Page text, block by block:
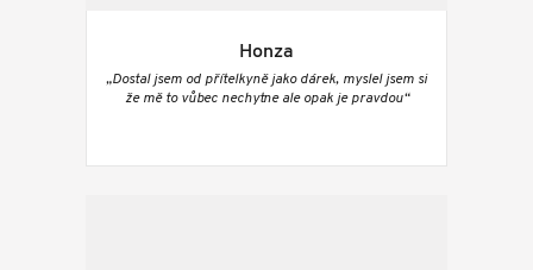
Honza
„Dostal jsem od přítelkyně jako dárek, myslel jsem si
že mě to vůbec nechytne ale opak je pravdou“